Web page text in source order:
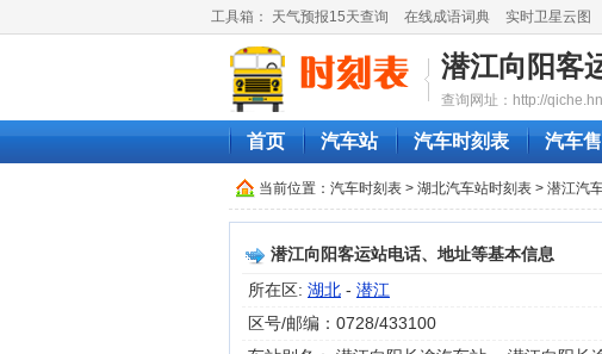
工具箱： 天气预报15天查询 在线成语词典 实时卫星云图
潜江向阳客
查询网址：http://
首页 汽车站 汽车时刻表 汽车
当前位置： 汽车时刻表 > 湖北汽车站时刻表 > 潜江汽
潜江向阳客运站电话、地址等基本信息
所在区: 湖北 - 潜江
区号/邮编：0728/433100